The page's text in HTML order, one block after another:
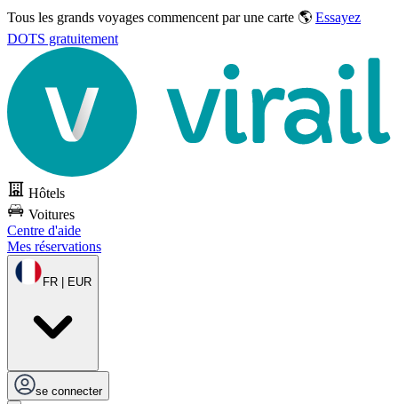
Tous les grands voyages commencent par une carte 🌎 Essayez
DOTS gratuitement
Hôtels
Voitures
Centre d'aide
Mes réservations
FR | EUR
se connecter